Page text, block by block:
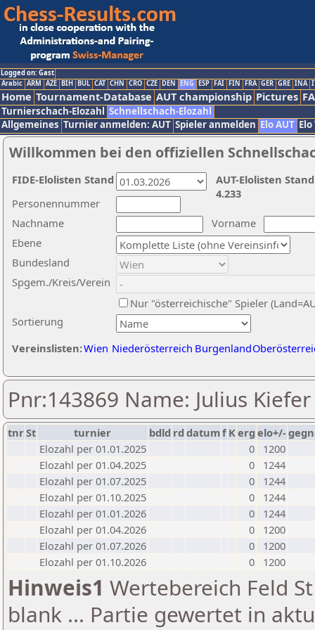
Logged on: Gast
Arabic ARM AZE BIH BUL CAT CHN CRO CZE DEN ENG ESP FAI FIN FRA GER GRE INA
Home Tournament-Database AUT championship Pictures
Turnierschach-Elozahl Schnellschach-Elozahl
Allgemeines Turnier anmelden: AUT Spieler anmelden Elo AUT
Willkommen bei den offiziellen
Nachname
Vorname
Ebene
Sortierung
Personennummer
Bundesland
Spgem./Kreis/Verein
Nur "österreichische" Spieler
Vereinslisten:Wien Niederösterreich Burgenland
AUT-Elolisten
4.233
FIDE-Elolisten Stand
Pnr:143869 Name: Julius Kiefer
tnrSt turnier bdld rd datumf Kerg elo+/-
Elozahl per 01.01.2025
0
1200
Elozahl per 01.04.2025
0
1244
Elozahl per 01.07.2025
0
1244
Elozahl per 01.10.2025
0
1244
Elozahl per 01.01.2026
0
1244
Elozahl per 01.04.2026
0
1200
Elozahl per 01.07.2026
0
1200
Elozahl per 01.10.2026
0 1200
Hinweis1 Wertebereich Feld
blank ... Partie gewertet in